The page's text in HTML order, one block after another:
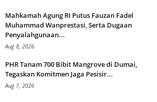
Mahkamah Agung RI Putus Fauzan Fadel
Muhammad Wanprestasi, Serta Dugaan
Penyalahgunaan...
Aug 8, 2026
PHR Tanam 700 Bibit Mangrove di Dumai,
Tegaskan Komitmen Jaga Pesisir...
Aug 7, 2026